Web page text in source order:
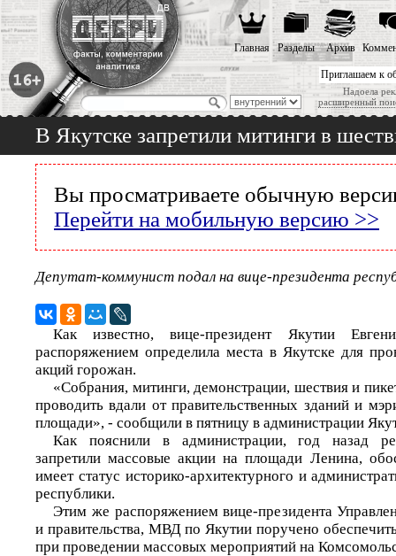
Приглашаем к
Надоела
расширенный
Главная Разделы Архив
В Якутске запретили митинги в
Вы просматриваете обычную
Перейти на мобильную версию >>
Депутат-коммунист подал на вице-президента
Как известно, вице-президент Якутии
распоряжением определила места в Якутске для
акций горожан.
«Собрания, митинги, демонстрации, шествия и
проводить вдали от правительственных зданий и
площади», - сообщили в пятницу в администрации
Как пояснили в администрации, год назад
запретили массовые акции на площади Ленина,
имеет статус историко-архитектурного и
республики.
Этим же распоряжением вице-президента
и правительства, МВД по Якутии поручено
при проведении массовых мероприятий на